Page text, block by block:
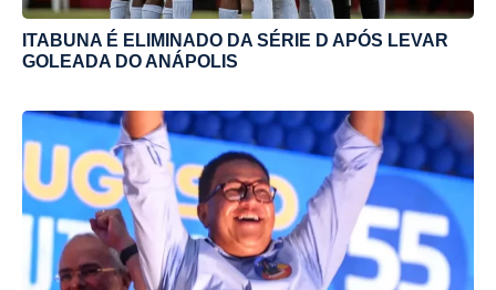
ITABUNA É ELIMINADO DA SÉRIE D APÓS LEVAR
GOLEADA DO ANÁPOLIS